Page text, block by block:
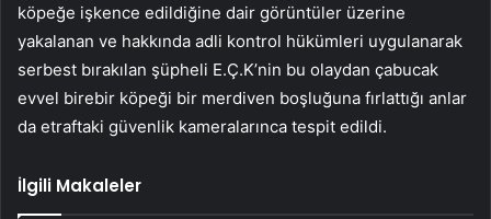
köpeğe işkence edildiğine dair görüntüler üzerine
yakalanan ve hakkında adli kontrol hükümleri uygulanarak
serbest bırakılan şüpheli E.Ç.K’nin bu olaydan çabucak
evvel birebir köpeği bir merdiven boşluğuna fırlattığı anlar
da etraftaki güvenlik kameralarınca tespit edildi.
İlgili Makaleler